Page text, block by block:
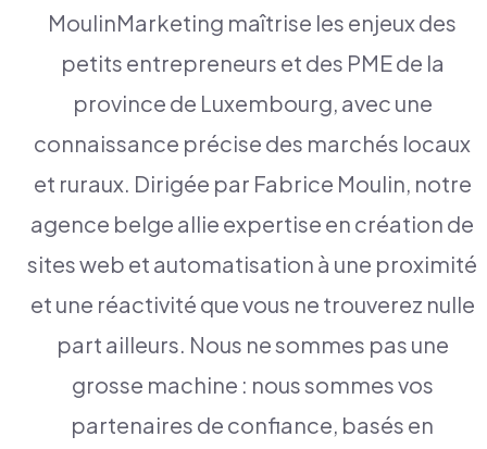
MoulinMarketing maîtrise les enjeux des
petits entrepreneurs et des PME de la
province de Luxembourg, avec une
connaissance précise des marchés locaux
et ruraux. Dirigée par Fabrice Moulin, notre
agence belge allie expertise en création de
sites web et automatisation à une proximité
et une réactivité que vous ne trouverez nulle
part ailleurs. Nous ne sommes pas une
grosse machine : nous sommes vos
partenaires de confiance, basés en